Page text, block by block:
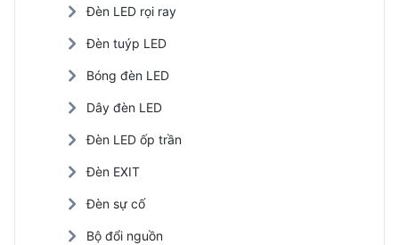
Đèn LED rọi ray
Đèn tuýp LED
Bóng đèn LED
Dây đèn LED
Đèn LED ốp trần
Đèn EXIT
Đèn sự cố
Bộ đổi nguồn